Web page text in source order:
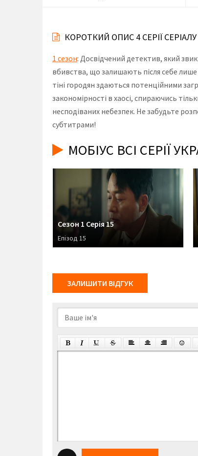
КОРОТКИЙ ОПИС 4 СЕРІЇ
1 сезон: Досвідчений детектив, який
вбивства, що залишають після себе
тіні городян здаються потенційними
закономірності в хаосі, спираючись
несподіваних небезпек. Не забудьте
субтитрами!
МОБІУС ВСІ СЕРІЇ
Сезон 1 Серія 15
Епізод 15
ЗАЛИШИТИ ВІДГУК